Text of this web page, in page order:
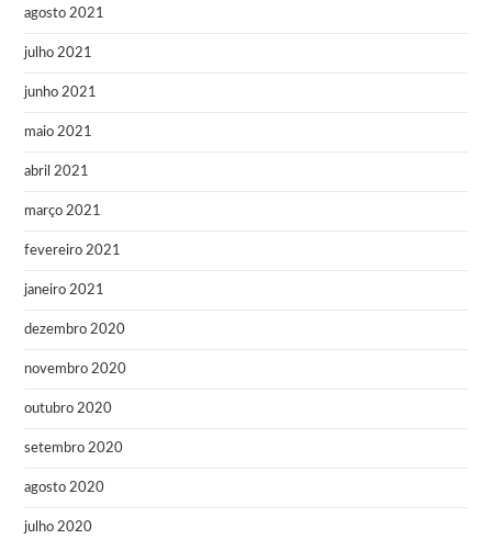
agosto 2021
julho 2021
junho 2021
maio 2021
abril 2021
março 2021
fevereiro 2021
janeiro 2021
dezembro 2020
novembro 2020
outubro 2020
setembro 2020
agosto 2020
julho 2020